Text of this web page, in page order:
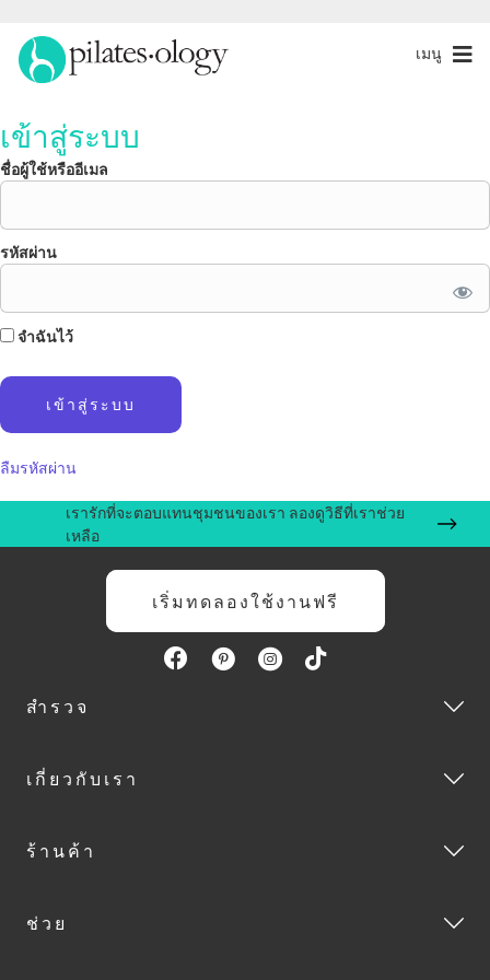
เมนู
เข้าสู่ระบบ
ชื่อผู้ใช้หรืออีเมล
รหัสผ่าน
จำฉันไว้
ลืมรหัสผ่าน
เรารักที่จะตอบแทนชุมชนของเรา ลองดูวิธีที่เราช่วย
เหลือ
เริ่มทดลองใช้งานฟรี
สำรวจ
เกี่ยวกับเรา
ร้านค้า
ช่วย